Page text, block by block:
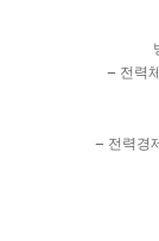
– 전력
– 전력경